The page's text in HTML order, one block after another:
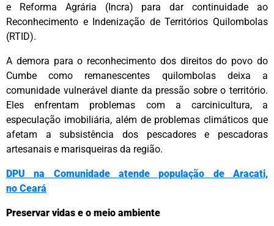
e Reforma Agrária (Incra) para dar continuidade ao
Reconhecimento e Indenização de Territórios Quilombolas
(RTID).
A demora para o reconhecimento dos direitos do povo do
Cumbe como remanescentes quilombolas deixa a
comunidade vulnerável diante da pressão sobre o território.
Eles enfrentam problemas com a carcinicultura, a
especulação imobiliária, além de problemas climáticos que
afetam a subsistência dos pescadores e pescadoras
artesanais e marisqueiras da região.
DPU na Comunidade atende população de Aracati,
no Ceará
Preservar vidas e o meio ambiente